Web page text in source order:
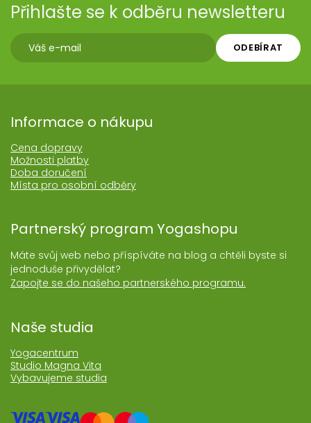
Přihlašte se k odběru newsletteru
ODEBÍRAT
Informace o nákupu
Cena dopravy
Možnosti platby
Doba doručení
Místa pro osobní odběry
Partnerský program Yogashopu
Máte svůj web nebo příspíváte na blog a chtěli byste si
jednoduše přivydělat?
Zapojte se do našeho partnerského programu.
Naše studia
Yogacentrum
Studio Magna Vita
Vybavujeme studia